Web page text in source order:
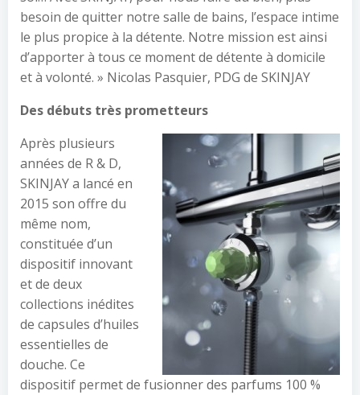
besoin de quitter notre salle de bains, l’espace intime
le plus propice à la détente. Notre mission est ainsi
d’apporter à tous ce moment de détente à domicile
et à volonté. » Nicolas Pasquier, PDG de SKINJAY
Des débuts très prometteurs
Après plusieurs
années de R & D,
SKINJAY a lancé en
2015 son offre du
même nom,
constituée d’un
dispositif innovant
et de deux
collections inédites
de capsules d’huiles
essentielles de
douche. Ce
dispositif permet de fusionner des parfums 100 %